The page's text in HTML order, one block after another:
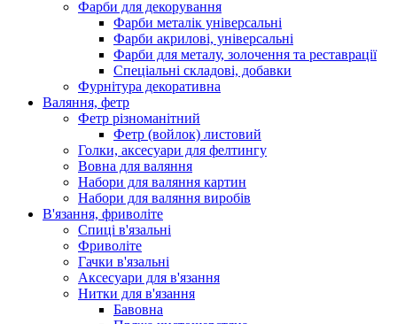
Фарби для декорування
Фарби металік універсальні
Фарби акрилові, універсальні
Фарби для металу, золочення та реставрації
Спеціальні складові, добавки
Фурнітура декоративна
Валяння, фетр
Фетр різноманітний
Фетр (войлок) листовий
Голки, аксесуари для фелтингу
Вовна для валяння
Набори для валяння картин
Набори для валяння виробів
В'язання, фриволіте
Спиці в'язальні
Фриволіте
Гачки в'язальні
Аксесуари для в'язання
Нитки для в'язання
Бавовна